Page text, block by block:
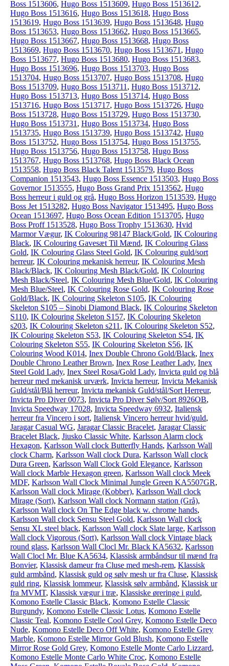
Boss 1513606, Hugo Boss 1513609, Hugo Boss 1513612,
Hugo Boss 1513616, Hugo Boss 1513618, Hugo Boss
1513619, Hugo Boss 1513639, Hugo Boss 1513648, Hugo
Boss 1513653, Hugo Boss 1513662, Hugo Boss 1513665,
Hugo Boss 1513667, Hugo Boss 1513668, Hugo Boss
1513669, Hugo Boss 1513670, Hugo Boss 1513671 , Hugo
Boss 1513677, Hugo Boss 1513680, Hugo Boss 1513683,
Hugo Boss 1513696, Hugo Boss 1513703, Hugo Boss
1513704, Hugo Boss 1513707, Hugo Boss 1513708, Hugo
Boss 1513709, Hugo Boss 1513711 , Hugo Boss 1513712,
Hugo Boss 1513713, Hugo Boss 1513714, Hugo Boss
1513716, Hugo Boss 1513717, Hugo Boss 1513726, Hugo
Boss 1513728, Hugo Boss 1513729, Hugo Boss 1513730,
Hugo Boss 1513731 , Hugo Boss 1513734, Hugo Boss
1513735, Hugo Boss 1513739, Hugo Boss 1513742, Hugo
Boss 1513752, Hugo Boss 1513754, Hugo Boss 1513755,
Hugo Boss 1513756, Hugo Boss 1513758, Hugo Boss
1513767, Hugo Boss 1513768, Hugo Boss Black Ocean
1513558, Hugo Boss Black Talent 1513579, Hugo Boss
Companion 1513543, Hugo Boss Essence 1513503, Hugo Boss
Governor 1513555, Hugo Boss Grand Prix 1513562, Hugo
Boss herreur i guld og grå, Hugo Boss Horizon 1513539, Hugo
Boss Jet 1513282, Hugo Boss Navigator 1513495, Hugo Boss
Ocean 1513697, Hugo Boss Ocean Edition 1513705, Hugo
Boss Proff 1513528, Hugo Boss Trophy 1513630, Hvid
Marmor Vægur, IK Colouring 98147 Black/Gold, IK Colouring
Black, IK Colouring Gavesæt Til Mænd, IK Colouring Glass
Gold, IK Colouring Glass Steel Gold, IK Colouring guld/sort
herreur, IK Colouring mekanisk herreur, IK Colouring Mesh
Black/Black, IK Colouring Mesh Black/Gold, IK Colouring
Mesh Black/Steel, IK Colouring Mesh Blue/Gold, IK Colouring
Mesh Blue/Steel, IK Colouring Rose Gold, IK Colouring Rose
Gold/Black, IK Colouring Skeleton S105, IK Colouring
Skeleton S105 – Sinobi Diamond Black, IK Colouring Skeleton
S110, IK Colouring Skeleton S157, IK Colouring Skeleton
s203, IK Colouring Skeleton s211 , IK Colouring Skeleton S52,
IK Colouring Skeleton S53, IK Colouring Skeleton S54, IK
Colouring Skeleton S55, IK Colouring Skeleton S56, IK
Colouring Wood K014, Inex Double Chrono Gold/Black, Inex
Double Chrono Leather Brown, Inex Rose Leather Lady, Inex
Steel Gold Lady, Inex Steel Rosa/Gold Lady, Invicta guld og blå
herreur med mekanisk urværk, Invicta herreur, Invicta Mekanisk
Guld/stål/Blå herreur, Invicta mekanisk Guld/stål/Sort Herreur,
Invicta Pro Diver 0073, Invicta Pro Diver Sølv/Sort 8926OB,
Invicta Speedway 17028, Invicta Speedway 6932, Italiensk
herreur fra Vincero i sort, Italiensk Vincero herreur hvid/guld,
Jaragar Casual WG, Jaragar Classic Bracelet, Jaragar Classic
Bracelet Black, Jiusko Classic White, Karlsson Alarm clock
Hexagon, Karlsson Wall clock Butterfly Hands, Karlsson Wall
clock Charm, Karlsson Wall clock Dura, Karlsson Wall clock
Dura Green, Karlsson Wall Clock Gold Elegance, Karlsson
Wall clock Marble Hexagon green, Karlsson Wall clock Meek
MDF, Karlsson Wall Clock Minimal Jungle Green KA5507GR,
Karlsson Wall clock Mirage (Kobber), Karlsson Wall clock
Mirage (Sort), Karlsson Wall clock Normann station (Grå),
Karlsson Wall clock On The Edge black w. chrome hands,
Karlsson Wall clock Sensu Steel Gold, Karlsson Wall clock
Sensu XL steel black, Karlsson Wall clock Slate large, Karlsson
Wall clock Vigorous (Sort), Karlsson Wall clock Vintage black
round glass, Karlsson Wall Clocl Mr. Black KA5632, Karlsson
Wall Clocl Mr. Blue KA5634, Klassisk armbåndsur til mænd fra
Bonvier, Klassisk dameur fra Cluse med mesh-rem, Klassisk
guld armbånd, Klassisk guld og sølv mesh ur fra Cluse, Klassisk
guld ring, Klassisk lommeur, Klassisk sølv armbånd, Klassisk ur
fra MVMT, Klassisk vægur i træ, Klassiske øreringe i guld,
Komono Estelle Classic Black, Komono Estelle Classic
Burgundy, Komono Estelle Classic Lotus, Komono Estelle
Classic Teal, Komono Estelle Cool Grey, Komono Estelle Deco
Nude, Komono Estelle Deco Off White, Komono Estelle Grey
Marble, Komono Estelle Mirror Gold Blush, Komono Estelle
Mirror Rose Gold Grey, Komono Estelle Monte Carlo Lizzard,
Komono Estelle Monte Carlo White Croc, Komono Estelle